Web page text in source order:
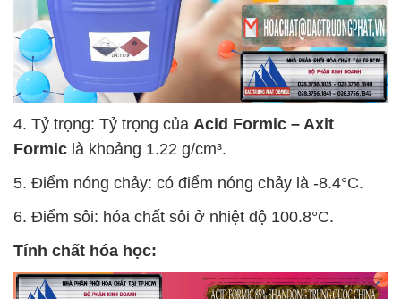
4. Tỷ trọng: Tỷ trọng của Acid Formic – Axit
Formic là khoảng 1.22 g/cm³.
5. Điểm nóng chảy: có điểm nóng chảy là -8.4°C.
6. Điểm sôi: hóa chất sôi ở nhiệt độ 100.8°C.
Tính chất hóa học: